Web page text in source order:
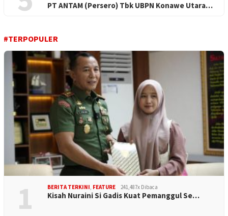
PT ANTAM (Persero) Tbk UBPN Konawe Utara…
#TERPOPULER
1 BERITA TERKINI, FEATURE 241,487x Dibaca
Kisah Nuraini Si Gadis Kuat Pemanggul Se…